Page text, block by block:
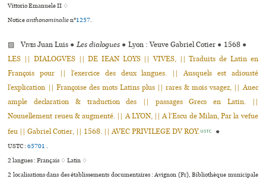
Vittorio Emanuele II ♢
Noticeanthonominalien°1257.
▨Vives Juan Luis ● Les dialogues ● Lyon : Veuve Gabriel Cotier ● 1568 ●
LES || DIALOGVES || DE IEAN LOYS || VIVES, || Traduits de Latin en
François pour || l’exercice des deux langues. || Ausquels est adiousté
l’explication || Françoise des mots Latins plus || rares & mois vsagez, || Auec
ample declaration & traduction des || passages Grecs en Latin. ||
Nouuellement reueu & augmenté. || A LYON, || A l’Escu de Milan, Par la vefue
feu || Gabriel Cotier, || 1568. || AVEC PRIVILEGE DV ROY. USTC ●
USTC :65701.
2 langues :Français ♢Latin ♢
2 localisations dans des établissements documentaires : Avignon (Fr), Bibliothèque muni­ci­pale